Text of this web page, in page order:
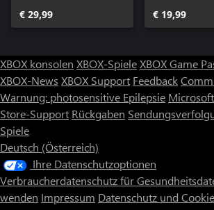
€ 29,99
€ 19,99
XBOX konsolen XBOX-SpieleXBOX Game
XBOX-News XBOX Support Feedback
Warnung: photosensitive Epilepsie
Store-Support Rückgaben
Spiele
Deutsch (Österreich)
Ihre Datenschutzoptionen
Verbraucherdatenschutz für
wenden Impressum Datenschutz und